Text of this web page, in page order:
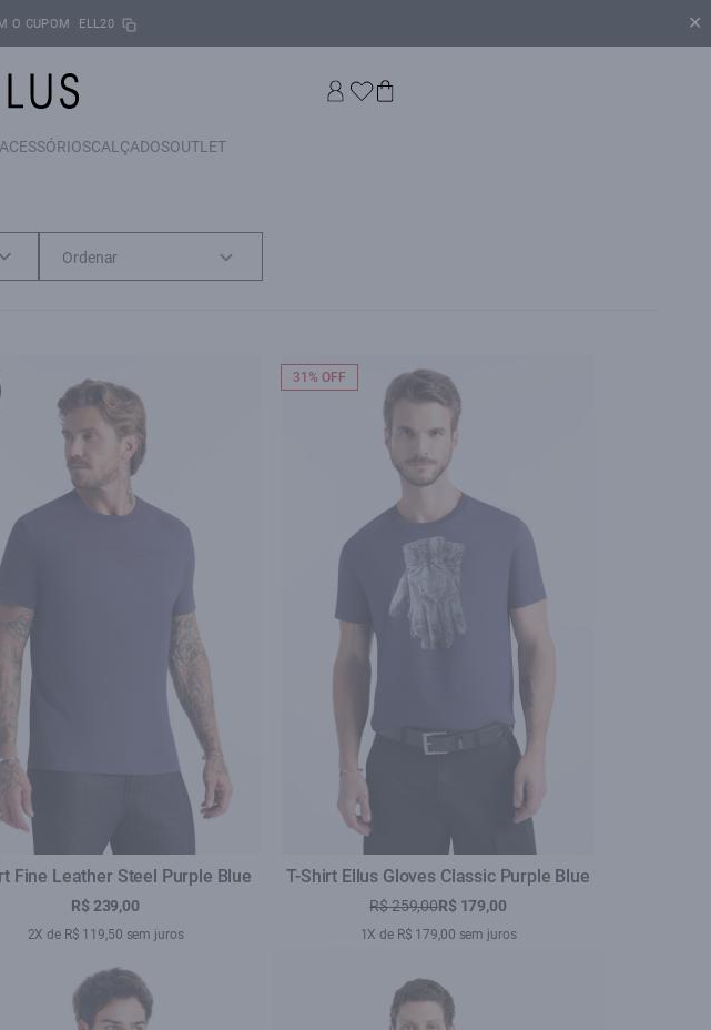
O CUPOM ELL20 ✕
ACESSÓRIOSCALÇADOSOUTLET
Fine Leather Steel Purple Blue
R$ 239,00
2X de R$ 119,50 sem juros
T-Shirt Ellus Gloves Classic Purple Blue
R$ 259,00R$ 179,00
1X de R$ 179,00 sem juros
31% OFF